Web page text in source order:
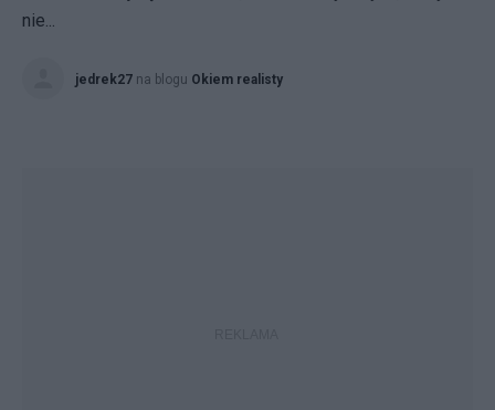
nie...
jedrek27 na blogu Okiem realisty